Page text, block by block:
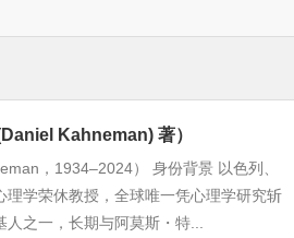
Kahneman) 著）
，1934–2024） 身份背景 以色列、
学荣休教授，全球唯一凭心理学研究斩
之一，长期与阿莫斯・特...